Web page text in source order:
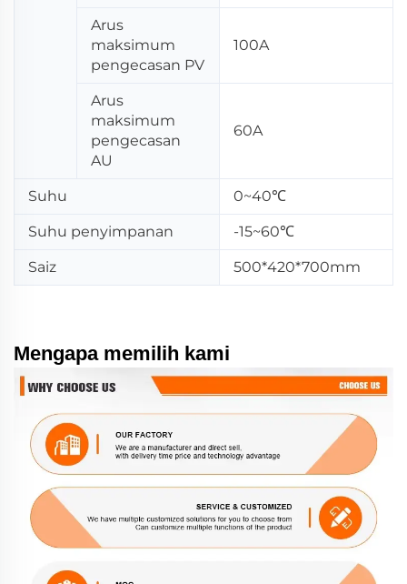
Arus
maksimum
pengecasan PV
100A
Arus
maksimum
pengecasan
AU
60A
Suhu 0~40℃
Suhu penyimpanan -15~60℃
Saiz 500*420*700mm
Mengapa memilih kami